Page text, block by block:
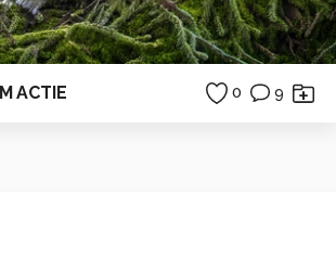
ACTIE 0 9